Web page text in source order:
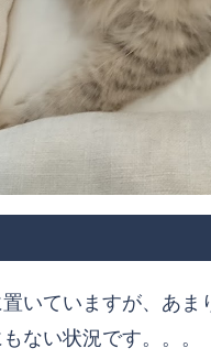
いていますが、あま
ない状況です。。。